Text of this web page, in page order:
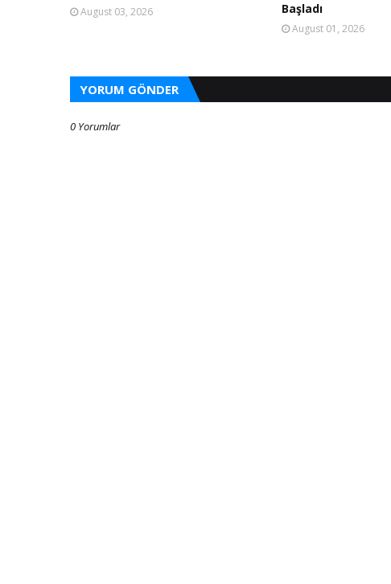
August 03, 2026
Başladı
August 01, 2026
YORUM GÖNDER
0 Yorumlar